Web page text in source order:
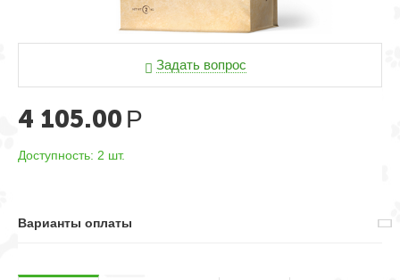
Задать вопрос
4 105.00 Р
Доступность: 2 шт.
Варианты оплаты